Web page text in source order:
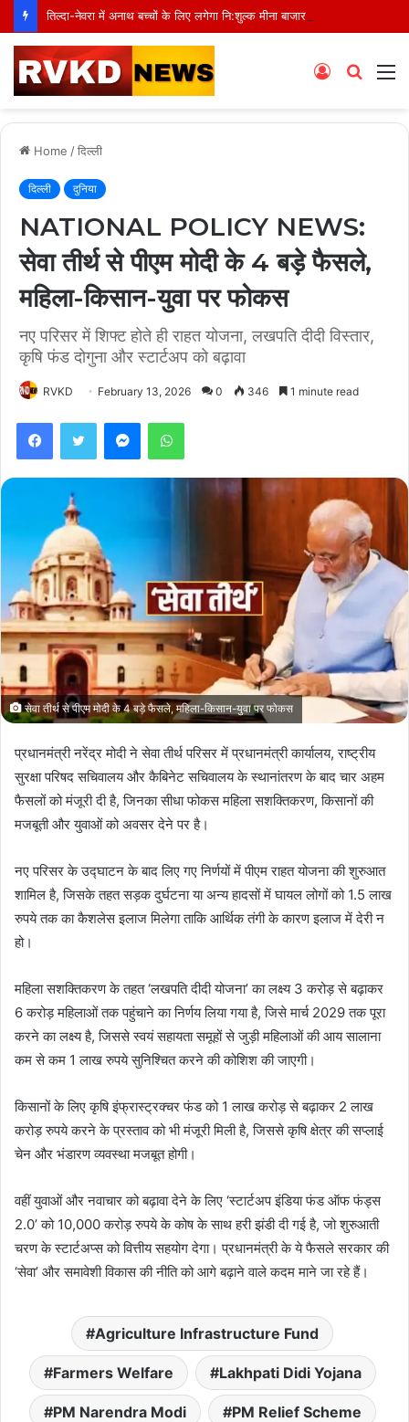
Search
Log
Home /दिल्ली
दिल्ली दुनिया
NATIONAL POLICY NEWS:
सेवा तीर्थ से पीएम मोदी के 4 बड़े फैसले,
महिला-किसान-युवा पर फोकस
नए परिसर में शिफ्ट होते ही राहत योजना, लखपति दीदी विस्तार,
कृषि फंड दोगुना और स्टार्टअप को बढ़ावा
RVKD February 13, 2026 0 346 1 minute read
FacebookTwitter MessengerWhatsApp
सेवा तीर्थ से पीएम मोदी के 4 बड़े फैसले, महिला-किसान-युवा पर फोकस
प्रधानमंत्री नरेंद्र मोदी ने सेवा तीर्थ परिसर में प्रधानमंत्री कार्यालय, राष्ट्रीय
सुरक्षा परिषद सचिवालय और कैबिनेट सचिवालय के स्थानांतरण के बाद चार अहम
फैसलों को मंजूरी दी है, जिनका सीधा फोकस महिला सशक्तिकरण, किसानों की
मजबूती और युवाओं को अवसर देने पर है।
नए परिसर के उद्घाटन के बाद लिए गए निर्णयों में पीएम राहत योजना की शुरुआत
शामिल है, जिसके तहत सड़क दुर्घटना या अन्य हादसों में घायल लोगों को 1.5 लाख
रुपये तक का कैशलेस इलाज मिलेगा ताकि आर्थिक तंगी के कारण इलाज में देरी न
हो।
महिला सशक्तिकरण के तहत ‘लखपति दीदी योजना’ का लक्ष्य 3 करोड़ से बढ़ाकर
6 करोड़ महिलाओं तक पहुंचाने का निर्णय लिया गया है, जिसे मार्च 2029 तक पूरा
करने का लक्ष्य है, जिससे स्वयं सहायता समूहों से जुड़ी महिलाओं की आय सालाना
कम से कम 1 लाख रुपये सुनिश्चित करने की कोशिश की जाएगी।
किसानों के लिए कृषि इंफ्रास्ट्रक्चर फंड को 1 लाख करोड़ से बढ़ाकर 2 लाख
करोड़ रुपये करने के प्रस्ताव को भी मंजूरी मिली है, जिससे कृषि क्षेत्र की सप्लाई
चेन और भंडारण व्यवस्था मजबूत होगी।
वहीं युवाओं और नवाचार को बढ़ावा देने के लिए ‘स्टार्टअप इंडिया फंड ऑफ फंड्स
2.0’ को 10,000 करोड़ रुपये के कोष के साथ हरी झंडी दी गई है, जो शुरुआती
चरण के स्टार्टअप्स को वित्तीय सहयोग देगा। प्रधानमंत्री के ये फैसले सरकार की
‘सेवा’ और समावेशी विकास की नीति को आगे बढ़ाने वाले कदम माने जा रहे हैं।
Agriculture Infrastructure Fund
Farmers Welfare Lakhpati Didi Yojana
PM Narendra Modi PM Relief Scheme